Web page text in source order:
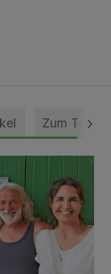
Zum Thema
gewürdigt